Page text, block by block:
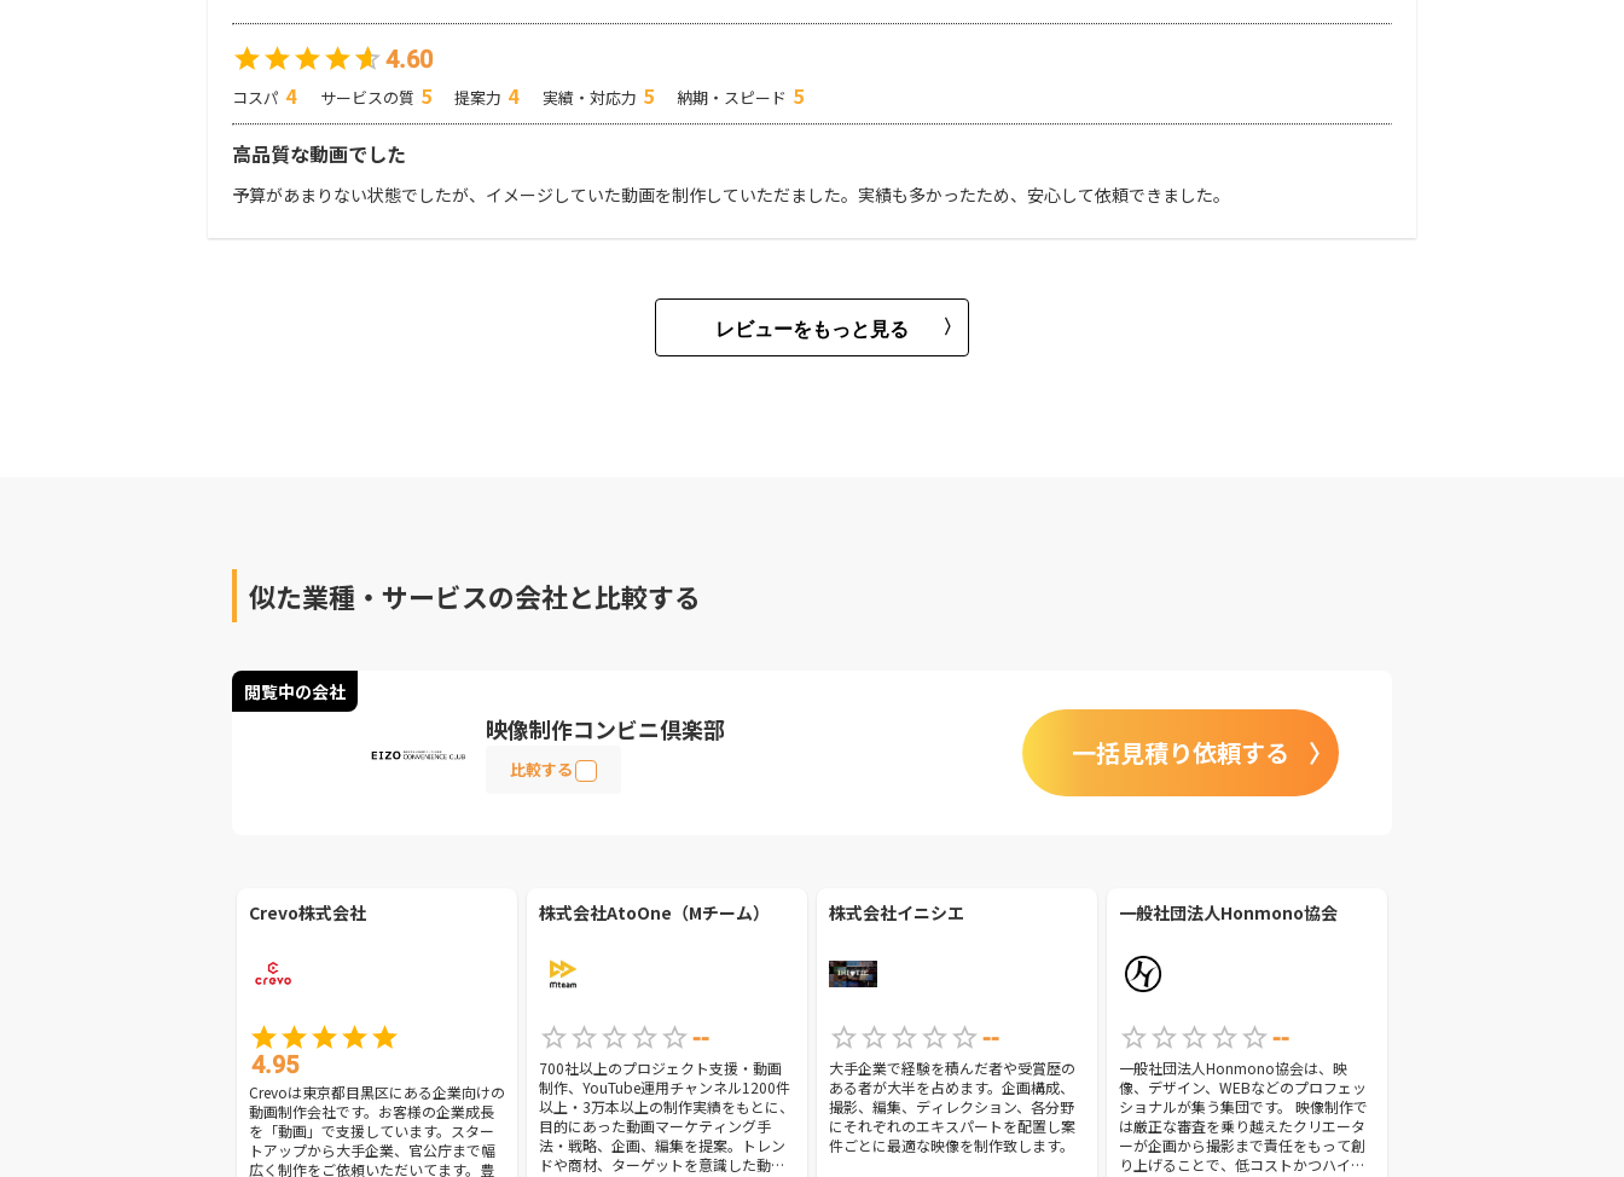
4.60
コスパ 4 サービスの質 5 提案力 4 実績・対応力 5 納期・スピード 5
高品質な動画でした
予算があまりない状態でしたが、イメージしていた動画を制作していただました。実績も多かったため、安心して依頼できました。
レビューをもっと見る
似た業種・サービスの会社と比較する
閲覧中の会社
映像制作コンビニ倶楽部
比較する 一括見積り依頼する
Crevo株式会社
4.95
Crevoは東京都目黒区にある企業向けの
動画制作会社です。お客様の企業成長
を「動画」で支援しています。スター
トアップから大手企業、官公庁まで幅
広く制作をご依頼いただいてます。豊
株式会社AtoOne（Mチーム）
--
700社以上のプロジェクト支援・動画
制作、YouTube運用チャンネル1200件
以上・3万本以上の制作実績をもとに、
目的にあった動画マーケティング手
法・戦略、企画、編集を提案。トレン
ドや商材、ターゲットを意識した動画
株式会社イニシエ
--
大手企業で経験を積んだ者や受賞歴の
ある者が大半を占めます。企画構成、
撮影、編集、ディレクション、各分野
にそれぞれのエキスパートを配置し案
件ごとに最適な映像を制作致します。
一般社団法人Honmono協会
--
一般社団法人Honmono協会は、映
像、デザイン、WEBなどのプロフェッ
ショナルが集う集団です。 映像制作で
は厳正な審査を乗り越えたクリエータ
ーが企画から撮影まで責任をもって創
り上げることで、低コストかつハイク